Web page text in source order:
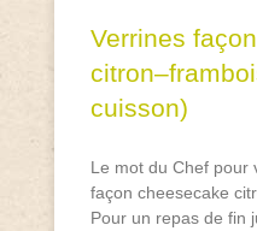
Verrines
cuisson)
Le mot du Chef pour
façon cheesecake
Pour un repas de fin